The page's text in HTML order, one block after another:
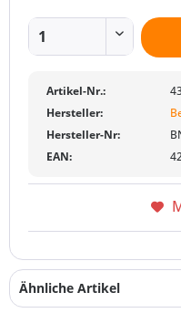
Artikel-Nr.:
Hersteller:
Hersteller-Nr:
EAN:
Ähnliche Artikel